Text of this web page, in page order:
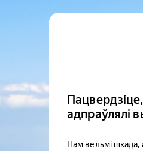
адпраўлялі
Нам вельмі